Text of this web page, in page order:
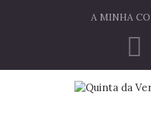
A MINHA